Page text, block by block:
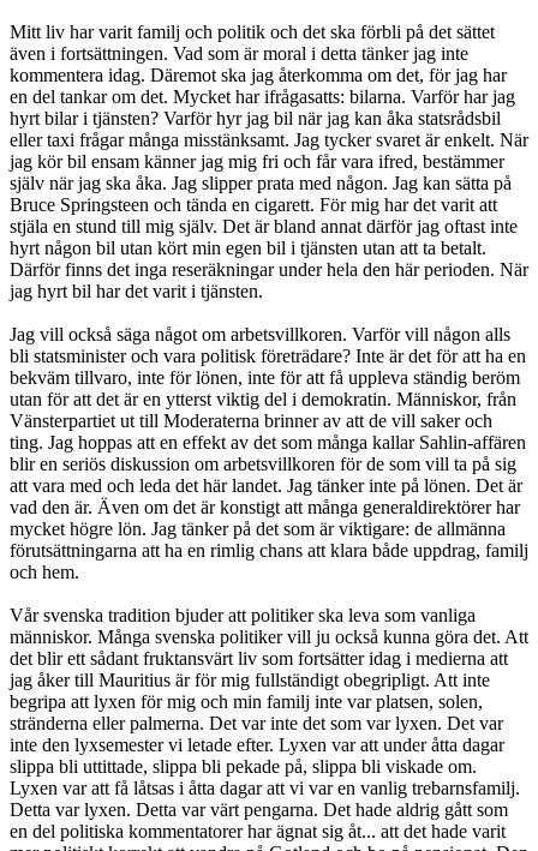
Mitt liv har varit familj och politik och det ska förbli på det sättet
även i fortsättningen. Vad som är moral i detta tänker jag inte
kommentera idag. Däremot ska jag återkomma om det, för jag har
en del tankar om det. Mycket har ifrågasatts: bilarna. Varför har jag
hyrt bilar i tjänsten? Varför hyr jag bil när jag kan åka statsrådsbil
eller taxi frågar många misstänksamt. Jag tycker svaret är enkelt. När
jag kör bil ensam känner jag mig fri och får vara ifred, bestämmer
själv när jag ska åka. Jag slipper prata med någon. Jag kan sätta på
Bruce Springsteen och tända en cigarett. För mig har det varit att
stjäla en stund till mig själv. Det är bland annat därför jag oftast inte
hyrt någon bil utan kört min egen bil i tjänsten utan att ta betalt.
Därför finns det inga reseräkningar under hela den här perioden. När
jag hyrt bil har det varit i tjänsten.
Jag vill också säga något om arbetsvillkoren. Varför vill någon alls
bli statsminister och vara politisk företrädare? Inte är det för att ha en
bekväm tillvaro, inte för lönen, inte för att få uppleva ständig beröm
utan för att det är en ytterst viktig del i demokratin. Människor, från
Vänsterpartiet ut till Moderaterna brinner av att de vill saker och
ting. Jag hoppas att en effekt av det som många kallar Sahlin-affären
blir en seriös diskussion om arbetsvillkoren för de som vill ta på sig
att vara med och leda det här landet. Jag tänker inte på lönen. Det är
vad den är. Även om det är konstigt att många generaldirektörer har
mycket högre lön. Jag tänker på det som är viktigare: de allmänna
förutsättningarna att ha en rimlig chans att klara både uppdrag, familj
och hem.
Vår svenska tradition bjuder att politiker ska leva som vanliga
människor. Många svenska politiker vill ju också kunna göra det. Att
det blir ett sådant fruktansvärt liv som fortsätter idag i medierna att
jag åker till Mauritius är för mig fullständigt obegripligt. Att inte
begripa att lyxen för mig och min familj inte var platsen, solen,
stränderna eller palmerna. Det var inte det som var lyxen. Det var
inte den lyxsemester vi letade efter. Lyxen var att under åtta dagar
slippa bli uttittade, slippa bli pekade på, slippa bli viskade om.
Lyxen var att få låtsas i åtta dagar att vi var en vanlig trebarnsfamilj.
Detta var lyxen. Detta var värt pengarna. Det hade aldrig gått som
en del politiska kommentatorer har ägnat sig åt... att det hade varit